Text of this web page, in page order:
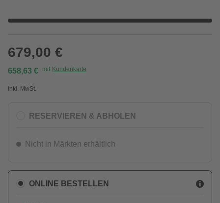
679,00 €
658,63 € mit Kundenkarte
Inkl. MwSt.
RESERVIEREN & ABHOLEN
Nicht in Märkten erhältlich
ONLINE BESTELLEN